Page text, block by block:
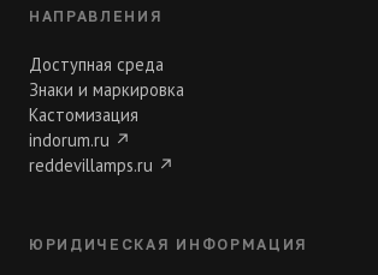
НАПРАВЛЕНИЯ
Доступная среда
Знаки и маркировка
Кастомизация
indorum.ru ↗
reddevillamps.ru ↗
ЮРИДИЧЕСКАЯ ИНФОРМАЦИЯ